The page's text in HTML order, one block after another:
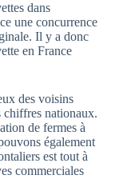
dans
une concurrence
Il y a donc
en France
des voisins
chiffres nationaux.
de fermes à
également
est tout à
commerciales